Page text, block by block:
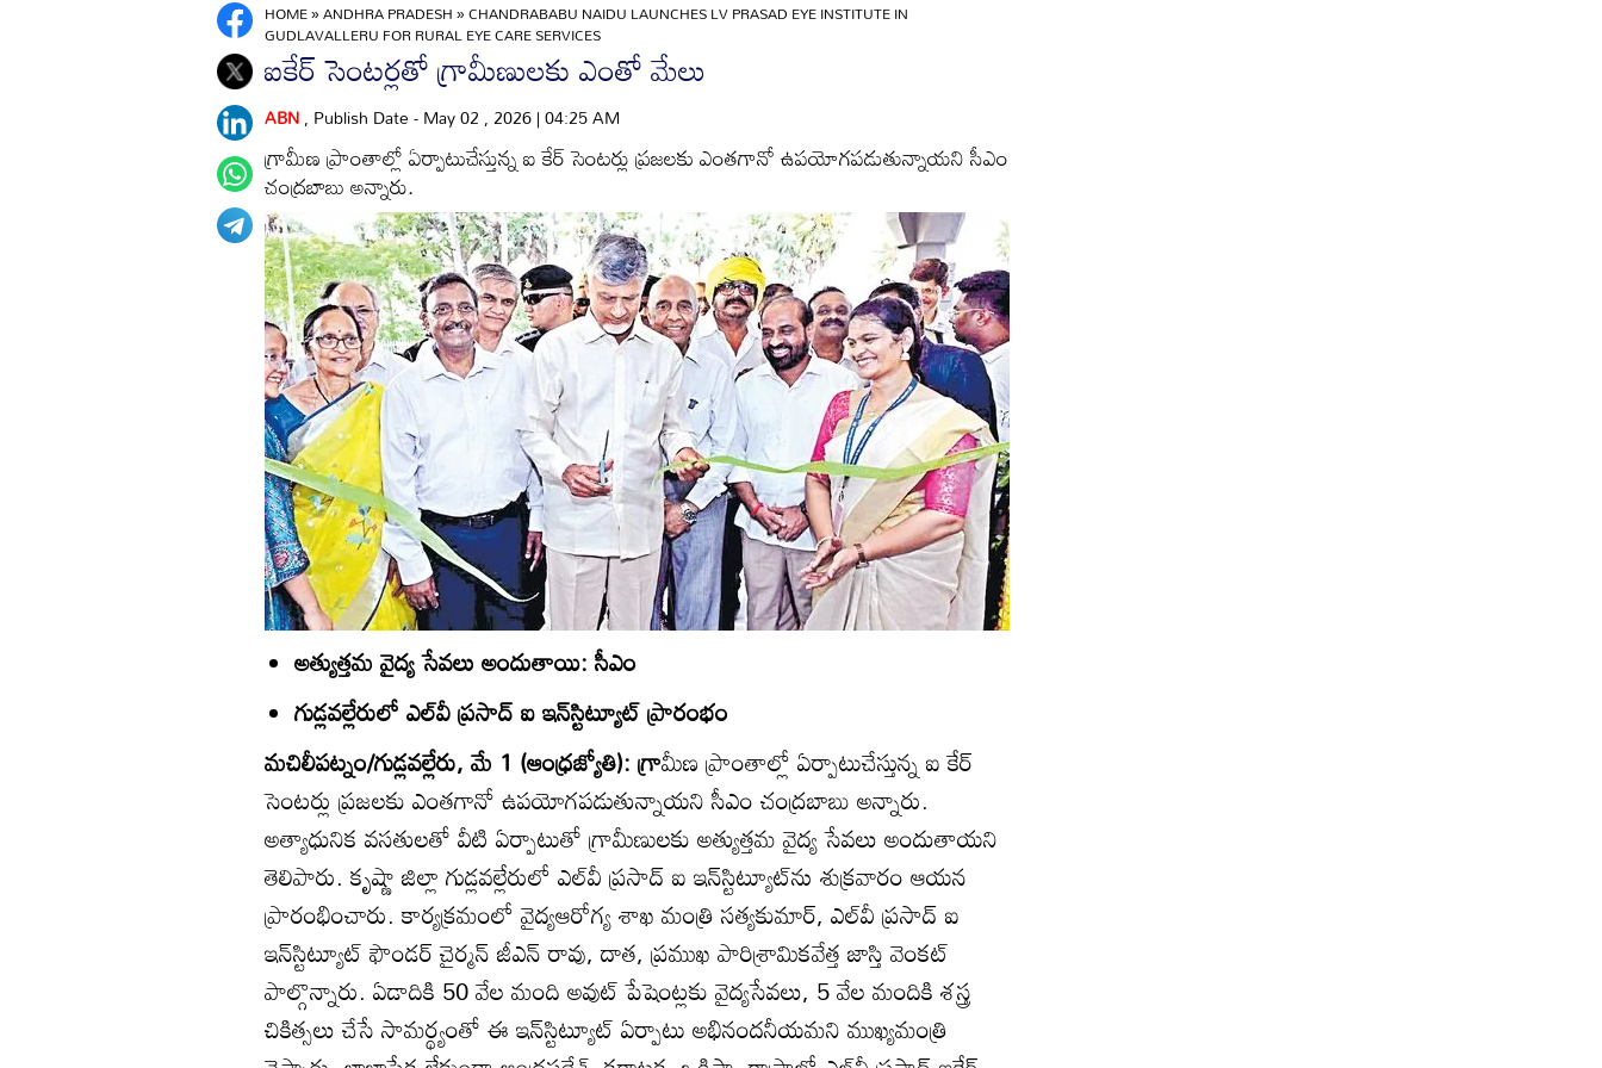
HOME»ANDHRA PRADESH»CHANDRABABU NAIDU LAUNCHES LV PRASAD EYE INSTITUTE IN
GUDLAVALLERU FOR RURAL EYE CARE SERVICES
ఐకేర్‌ సెంటర్లతో గ్రామీణులకు ఎంతో మేలు
ABN, Publish Date - May 02 , 2026 | 04:25 AM
గ్రామీణ ప్రాంతాల్లో ఏర్పాటుచేస్తున్న ఐ కేర్‌ సెంటర్లు ప్రజలకు ఎంతగానో ఉపయోగపడుతున్నాయని సీఎం
చంద్రబాబు అన్నారు.
అత్యుత్తమ వైద్య సేవలు అందుతాయి: సీఎం
గుడ్లవల్లేరులో ఎల్‌వీ ప్రసాద్‌ ఐ ఇన్‌స్టిట్యూట్‌ ప్రారంభం
మచిలీపట్నం/గుడ్లవల్లేరు, మే 1 (ఆంధ్రజ్యోతి): గ్రామీణ ప్రాంతాల్లో ఏర్పాటుచేస్తున్న ఐ కేర్‌
సెంటర్లు ప్రజలకు ఎంతగానో ఉపయోగపడుతున్నాయని సీఎం చంద్రబాబు అన్నారు.
అత్యాధునిక వసతులతో వీటి ఏర్పాటుతో గ్రామీణులకు అత్యుత్తమ వైద్య సేవలు అందుతాయని
తెలిపారు. కృష్ణా జిల్లా గుడ్లవల్లేరులో ఎల్‌వీ ప్రసాద్‌ ఐ ఇన్‌స్టిట్యూట్‌ను శుక్రవారం ఆయన
ప్రారంభించారు. కార్యక్రమంలో వైద్యఆరోగ్య శాఖ మంత్రి సత్యకుమార్‌, ఎల్‌వీ ప్రసాద్‌ ఐ
ఇన్‌స్టిట్యూట్‌ ఫౌండర్‌ చైర్మన్‌ జీఎన్‌ రావు, దాత, ప్రముఖ పారిశ్రామికవేత్త జాస్తి వెంకట్‌
పాల్గొన్నారు. ఏడాదికి 50 వేల మంది అవుట్‌ పేషెంట్లకు వైద్యసేవలు, 5 వేల మందికి శస్త్ర
చికిత్సలు చేసే సామర్థ్యంతో ఈ ఇన్‌స్టిట్యూట్‌ ఏర్పాటు అభినందనీయమని ముఖ్యమంత్రి